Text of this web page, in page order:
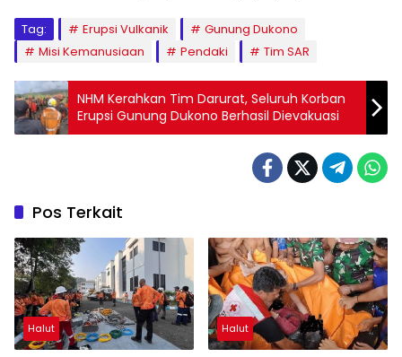
Tag: Erupsi Vulkanik
Gunung Dukono
Misi Kemanusiaan
Pendaki Tim SAR
NHM Kerahkan Tim Darurat, Seluruh Korban
Erupsi Gunung Dukono Berhasil Dievakuasi
Pos Terkait
Halut Halut